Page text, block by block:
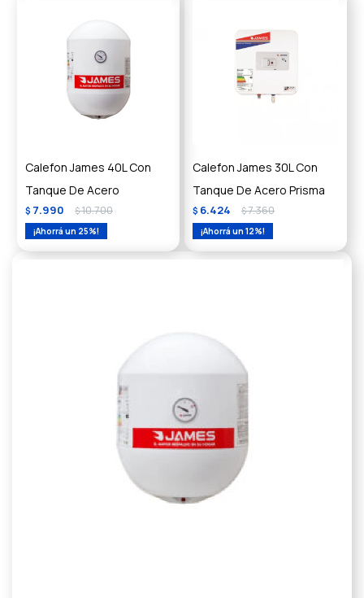
Calefon James 40L Con
Tanque De Acero
$ 7.990 $10.700
25
Calefon James 30L Con
Tanque De Acero Prisma
$ 6.424 $7.360
12